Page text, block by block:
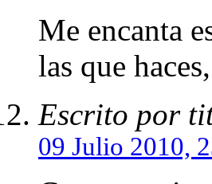
Me encanta
las que
Escrito por
09 Julio 2010,